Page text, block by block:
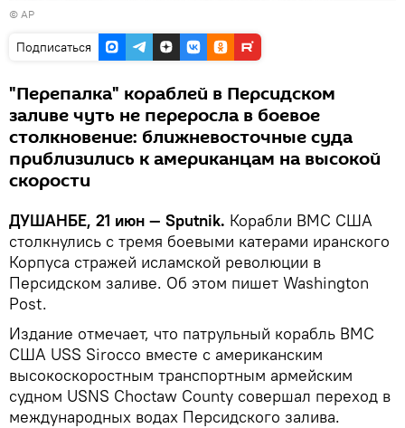
© AP
Подписаться
"Перепалка" кораблей в Персидском
заливе чуть не переросла в боевое
столкновение: ближневосточные суда
приблизились к американцам на высокой
скорости
ДУШАНБЕ, 21 июн — Sputnik. Корабли ВМС США
столкнулись с тремя боевыми катерами иранского
Корпуса стражей исламской революции в
Персидском заливе. Об этом пишет Washington
Post.
Издание отмечает, что патрульный корабль ВМС
США USS Sirocco вместе с американским
высокоскоростным транспортным армейским
судном USNS Choctaw County совершал переход в
международных водах Персидского залива.